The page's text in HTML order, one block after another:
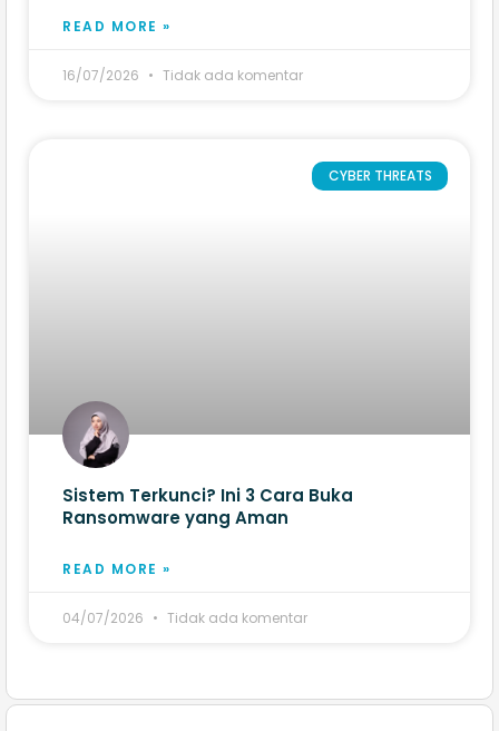
READ MORE »
16/07/2026 Tidak ada komentar
CYBER THREATS
Sistem Terkunci? Ini 3 Cara Buka
Ransomware yang Aman
READ MORE »
04/07/2026 Tidak ada komentar